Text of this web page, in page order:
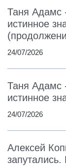
Таня Адамс
истинное
24/07/2026
Таня Адамс
истинное
24/07/2026
Алексей
запутались.